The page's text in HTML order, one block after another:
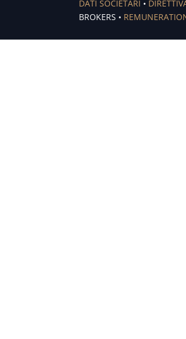
DATI SOCIETARI •
BROKERS •